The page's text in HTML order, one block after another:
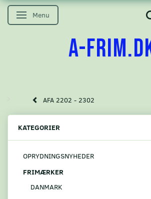
Skifte navigation
Menu
A-
AFA 2202 - 2302
KATEGORIER
OPRYDNINGSNYHEDER
FRIMÆRKER
DANMARK